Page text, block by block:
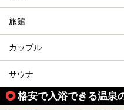
旅館
カップル
サウナ
格安で入浴できる温泉